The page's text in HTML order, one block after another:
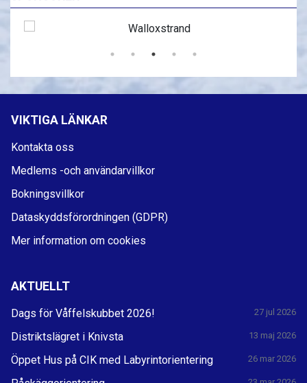
VIKTIGA LÄNKAR
Kontakta oss
Medlems -och användarvillkor
Bokningsvillkor
Dataskyddsförordningen (GDPR)
Mer information om cookies
AKTUELLT
Dags för Våffelskubbet 2026! 27 jul 2026
Distriktslägret i Knivsta 13 maj 2026
Öppet Hus på CIK med Labyrintorientering 26 mar 2026